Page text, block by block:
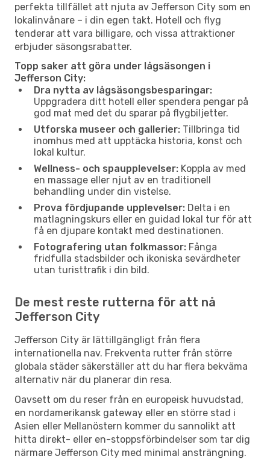
perfekta tillfället att njuta av Jefferson City som en
lokalinvånare – i din egen takt. Hotell och flyg
tenderar att vara billigare, och vissa attraktioner
erbjuder säsongsrabatter.
Topp saker att göra under lågsäsongen i
Jefferson City:
Dra nytta av lågsäsongsbesparingar:
Uppgradera ditt hotell eller spendera pengar på
god mat med det du sparar på flygbiljetter.
Utforska museer och gallerier: Tillbringa tid
inomhus med att upptäcka historia, konst och
lokal kultur.
Wellness- och spaupplevelser: Koppla av med
en massage eller njut av en traditionell
behandling under din vistelse.
Prova fördjupande upplevelser: Delta i en
matlagningskurs eller en guidad lokal tur för att
få en djupare kontakt med destinationen.
Fotografering utan folkmassor: Fånga
fridfulla stadsbilder och ikoniska sevärdheter
utan turisttrafik i din bild.
De mest reste rutterna för att nå
Jefferson City
Jefferson City är lättillgängligt från flera
internationella nav. Frekventa rutter från större
globala städer säkerställer att du har flera bekväma
alternativ när du planerar din resa.
Oavsett om du reser från en europeisk huvudstad,
en nordamerikansk gateway eller en större stad i
Asien eller Mellanöstern kommer du sannolikt att
hitta direkt- eller en-stoppsförbindelser som tar dig
närmare Jefferson City med minimal ansträngning.